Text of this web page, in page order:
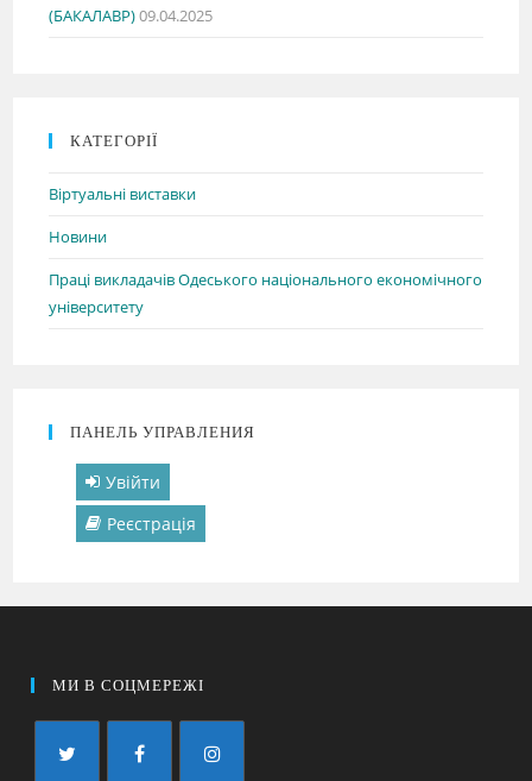
(БАКАЛАВР)09.04.2025
КАТЕГОРІЇ
Віртуальні виставки
Новини
Праці викладачів Одеського національного економічного
університету
ПАНЕЛЬ УПРАВЛЕНИЯ
Увійти
Реєстрація
МИ В СОЦМЕРЕЖІ